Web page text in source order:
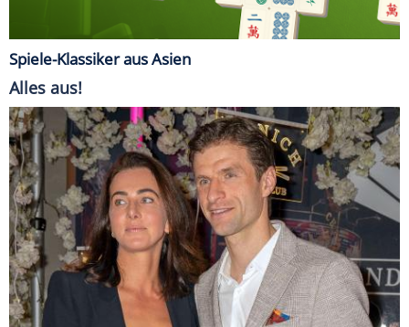
Spiele-Klassiker aus Asien
Alles aus!